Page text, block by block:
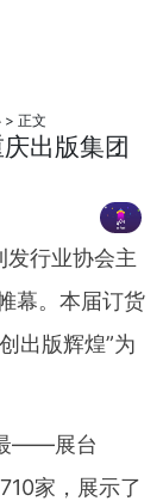
> 正文
出版集团
行业协会主
幕。本届订货
出版辉煌”为
——展台
家，展示了